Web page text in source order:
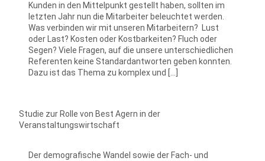
Kunden in den Mittelpunkt gestellt haben, sollten im
letzten Jahr nun die Mitarbeiter beleuchtet werden.
Was verbinden wir mit unseren Mitarbeitern? Lust
oder Last? Kosten oder Kostbarkeiten? Fluch oder
Segen? Viele Fragen, auf die unsere unterschiedlichen
Referenten keine Standardantworten geben konnten.
Dazu ist das Thema zu komplex und […]
Studie zur Rolle von Best Agern in der
Veranstaltungswirtschaft
Der demografische Wandel sowie der Fach- und